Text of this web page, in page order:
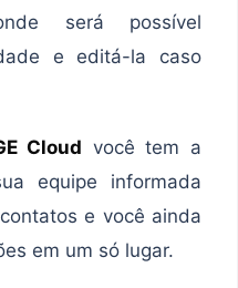
será possível
e editá-la caso
Cloud você tem a
equipe informada
e você ainda
em um só lugar.